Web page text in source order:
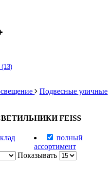
Подвесные уличные
FEISS
полный
ассортимент
Показывать